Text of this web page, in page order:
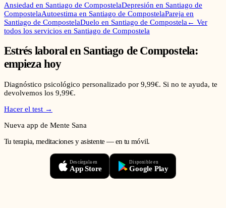
Ansiedad en Santiago de CompostelaDepresión en Santiago de
CompostelaAutoestima en Santiago de CompostelaPareja en
Santiago de CompostelaDuelo en Santiago de Compostela ← Ver
todos los servicios en Santiago de Compostela
Estrés laboralen Santiago de Compostela:
empieza hoy
Diagnóstico psicológico personalizado por 9,99€. Si no te ayuda, te
devolvemos los 9,99€.
Hacer el test →
Nueva app de Mente Sana
Tu terapia, meditaciones y asistente — en tu móvil.
Descárgala en
App Store
Disponible en
Google Play